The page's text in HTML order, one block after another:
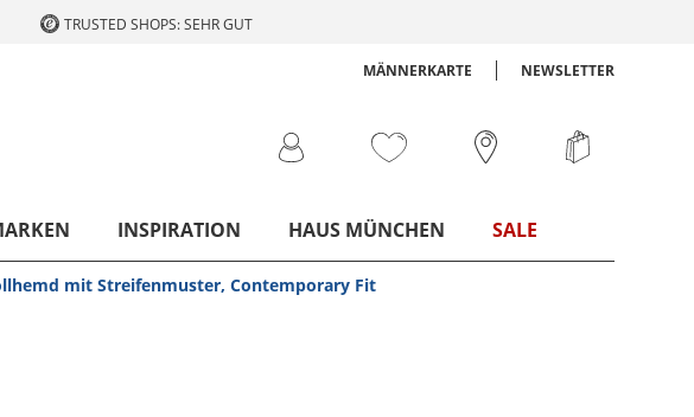
TRUSTED SHOPS: SEHR GUT
MÄNNERKARTE NEWSLETTER
INSPIRATION HAUS MÜNCHEN SALE
mit Streifenmuster, Contemporary Fit